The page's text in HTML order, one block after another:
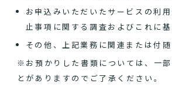
お申込みいただいたサービスの利
止事項に関する調査およびこれに
その他、上記業務に関連または付
※お預かりした書類については、一
とがありますのでご了承ください。